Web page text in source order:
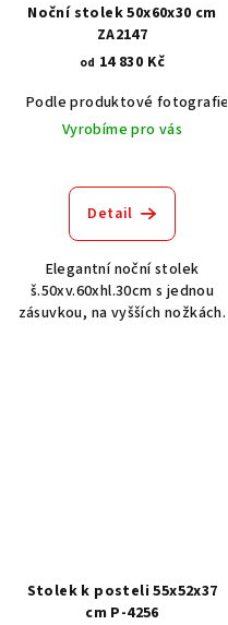
Noční stolek 50x60x30 cm
ZA2147
od 14 830 Kč
Podle produktové fotografie
Vyrobíme pro vás
Detail
Elegantní noční stolek
š.50xv.60xhl.30cm s jednou
zásuvkou, na vyšších nožkách.
Stolek k posteli 55x52x37
cm P-4256